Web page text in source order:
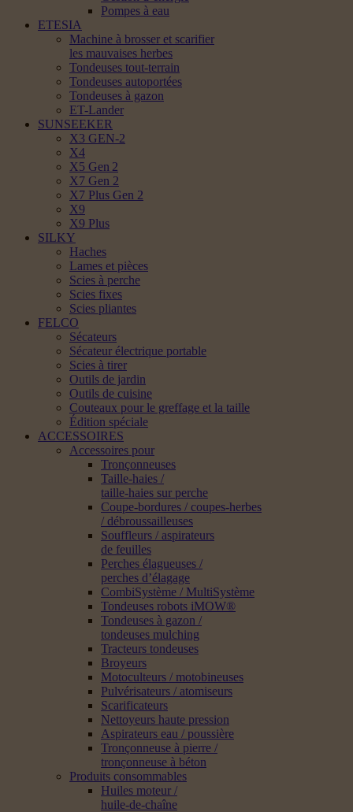
Pompes à eau
ETESIA
Machine à brosser et scarifier
les mauvaises herbes
Tondeuses tout-terrain
Tondeuses autoportées
Tondeuses à gazon
ET-Lander
SUNSEEKER
X3 GEN-2
X4
X5 Gen 2
X7 Gen 2
X7 Plus Gen 2
X9
X9 Plus
SILKY
Haches
Lames et pièces
Scies à perche
Scies fixes
Scies pliantes
FELCO
Sécateurs
Sécateur électrique portable
Scies à tirer
Outils de jardin
Outils de cuisine
Couteaux pour le greffage et la taille
Édition spéciale
ACCESSOIRES
Accessoires pour
Tronçonneuses
Taille-haies /
taille-haies sur perche
Coupe-bordures / coupes-herbes
/ débroussailleuses
Souffleurs / aspirateurs
de feuilles
Perches élagueuses /
perches d’élagage
CombiSystème / MultiSystème
Tondeuses robots iMOW®
Tondeuses à gazon /
tondeuses mulching
Tracteurs tondeuses
Broyeurs
Motoculteurs / motobineuses
Pulvérisateurs / atomiseurs
Scarificateurs
Nettoyeurs haute pression
Aspirateurs eau / poussière
Tronçonneuse à pierre /
tronçonneuse à béton
Produits consommables
Huiles moteur /
huile-de-chaîne